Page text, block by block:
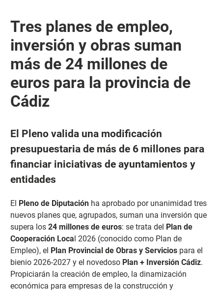
Tres planes de empleo,
inversión y obras suman
más de 24 millones de
euros para la provincia de
Cádiz
El Pleno valida una modificación
presupuestaria de más de 6 millones para
financiar iniciativas de ayuntamientos y
entidades
El Pleno de Diputaciónha aprobado por unanimidad tres
nuevos planes que, agrupados, suman una inversión que
supera los 24 millones de euros: se trata del Plan de
Cooperación Local 2026 (conocido como Plan de
Empleo), el Plan Provincial de Obras y Servicios para el
bienio 2026-2027 y el novedoso Plan + Inversión Cádiz.
Propiciarán la creación de empleo, la dinamización
económica para empresas de la construcción y